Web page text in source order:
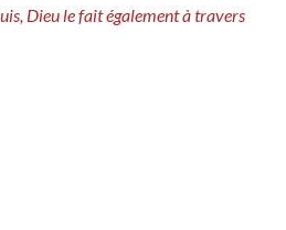
Dieu le fait également à travers